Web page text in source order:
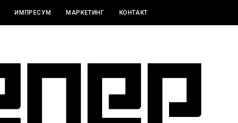
ИМПРЕСУМ МАРКЕТИНГ КОНТАКТ